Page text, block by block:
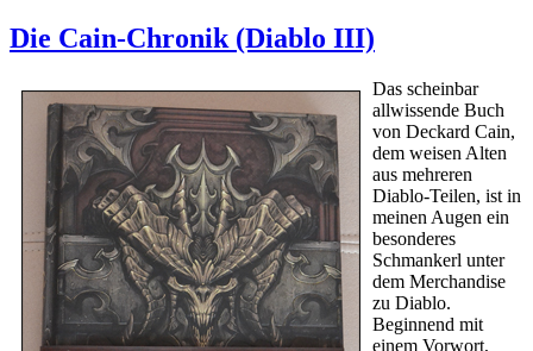
Die Cain-Chronik (Diablo III)
Das scheinbar
allwissende Buch
von Deckard Cain,
dem weisen Alten
aus mehreren
Diablo-Teilen, ist in
meinen Augen ein
besonderes
Schmankerl unter
dem Merchandise
zu Diablo.
Beginnend mit
einem Vorwort,